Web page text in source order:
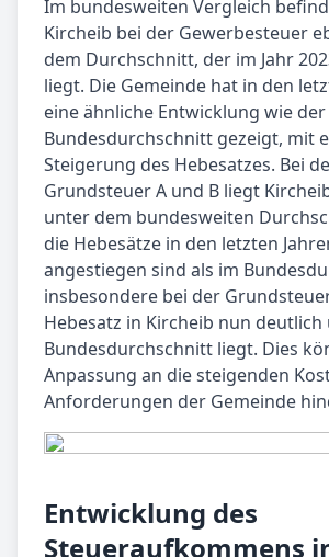
Im bundesweiten Vergleich
Kircheib bei der Gewerbesteuer
dem Durchschnitt, der im Jahr
liegt. Die Gemeinde hat in den
eine ähnliche Entwicklung wie der
Bundesdurchschnitt gezeigt, mit
Steigerung des Hebesatzes. Bei
Grundsteuer A und B liegt
unter dem bundesweiten
die Hebesätze in den letzten
angestiegen sind als im
insbesondere bei der
Hebesatz in Kircheib nun deutlich
Bundesdurchschnitt liegt. Dies
Anpassung an die steigenden
Anforderungen der Gemeinde
Entwicklung des
Steueraufkommens